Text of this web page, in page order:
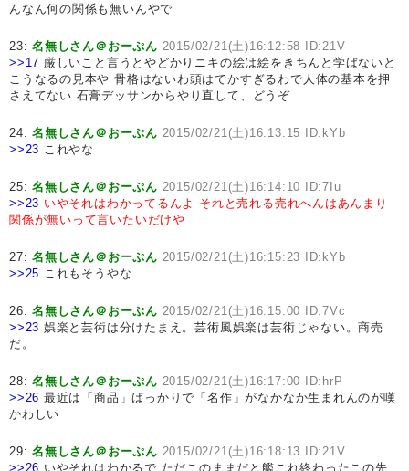
んなん何の関係も無いんやで
23:名無しさん＠おーぷん 2015/02/21(土)16:12:58 ID:21V
>>17 厳しいこと言うとやどかりニキの絵は絵をきちんと学ばないと
こうなるの見本や 骨格はないわ頭はでかすぎるわで人体の基本を押
さえてない 石膏デッサンからやり直して、どうぞ
24:名無しさん＠おーぷん 2015/02/21(土)16:13:15 ID:kYb
>>23 これやな
25:名無しさん＠おーぷん 2015/02/21(土)16:14:10 ID:7Iu
>>23 いやそれはわかってるんよ
それと売れる売れへんはあんまり
関係が無いって言いたいだけや
27:名無しさん＠おーぷん 2015/02/21(土)16:15:23 ID:kYb
>>25 これもそうやな
26:名無しさん＠おーぷん 2015/02/21(土)16:15:00 ID:7Vc
>>23 娯楽と芸術は分けたまえ。芸術風娯楽は芸術じゃない。商売
だ。
28:名無しさん＠おーぷん 2015/02/21(土)16:17:00 ID:hrP
>>26 最近は「商品」ばっかりで「名作」がなかなか生まれんのが嘆
かわしい
29:名無しさん＠おーぷん 2015/02/21(土)16:18:13 ID:21V
>>26 いやそれはわかるで ただこのままだと艦これ終わったこの先